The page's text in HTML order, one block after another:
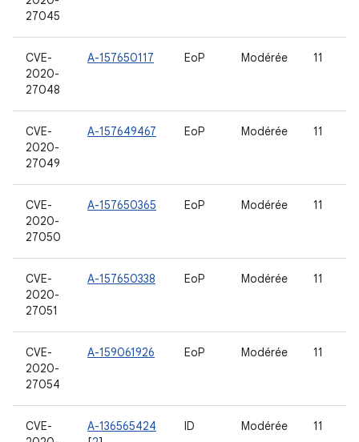
27045
CVE-
2020-
27048
A-157650117 EoP Modérée 11
CVE-
2020-
27049
A-157649467 EoP Modérée 11
CVE-
2020-
27050
A-157650365 EoP Modérée 11
CVE-
2020-
27051
A-157650338 EoP Modérée 11
CVE-
2020-
27054
A-159061926 EoP Modérée 11
CVE-
A-136565424
ID Modérée 11